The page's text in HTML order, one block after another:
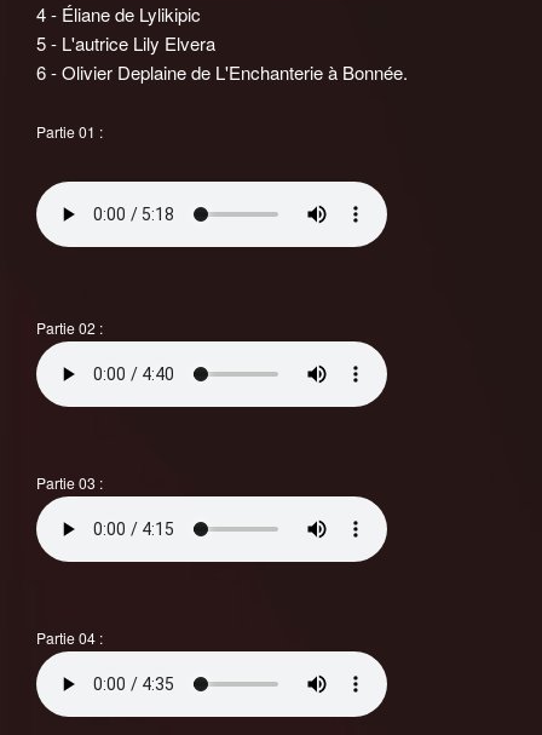
4 - Éliane de Lylikipic
5 - L'autrice Lily Elvera
6 - Olivier Deplaine de L'Enchanterie à Bonnée.
Partie 01 :
Partie 02 :
Partie 03 :
Partie 04 :